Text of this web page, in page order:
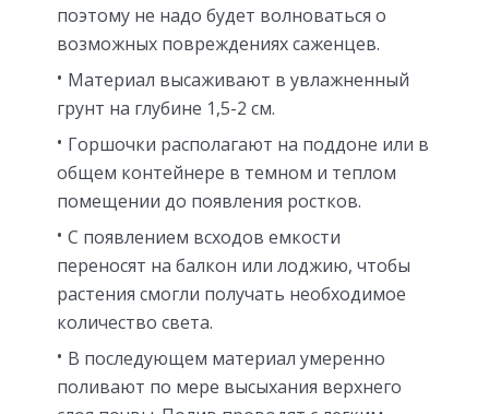
поэтому не надо будет волноваться о
возможных повреждениях саженцев.
Материал высаживают в увлажненный
грунт на глубине 1,5-2 см.
Горшочки располагают на поддоне или в
общем контейнере в темном и теплом
помещении до появления ростков.
С появлением всходов емкости
переносят на балкон или лоджию, чтобы
растения смогли получать необходимое
количество света.
В последующем материал умеренно
поливают по мере высыхания верхнего